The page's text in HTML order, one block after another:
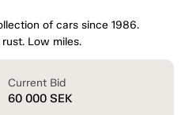
of cars since 1986.
Low miles.
Current Bid
60 000 SEK